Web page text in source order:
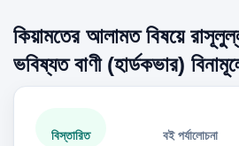
কিয়ামতের আলামত বিষয়ে
ভবিষ্যত বাণী (হার্ডকভার)
বিস্তারিত বই পর্যালোচনা